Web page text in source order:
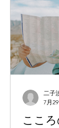
デを大事
のように
やかなが
る実験が
VLOGさ
最終回だ
うからぜ
こころ
二子
7月